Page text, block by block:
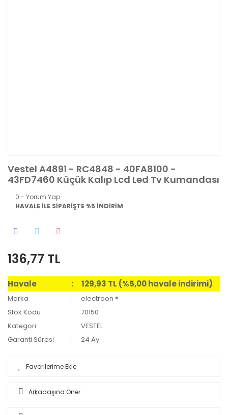
Vestel A4891 - RC4848 - 40FA8100 -
43FD7460 Küçük Kalıp Lcd Led Tv Kumandası
0 - Yorum Yap
HAVALE İLE SİPARİŞTE %5 İNDİRİM
136,77 TL
Havale 129,93 TL (%5,00 havale indirimi)
Marka
electroon ®
Stok Kodu
70150
Kategori
VESTEL
Garanti Süresi
24 Ay
Arkadaşına Öner